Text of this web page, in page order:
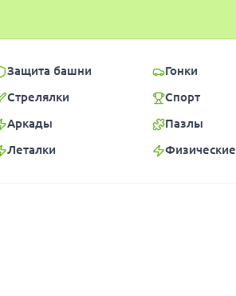
Защита башни
Стрелялки
Аркады
Леталки
Гонки
Спорт
Пазлы
Физические